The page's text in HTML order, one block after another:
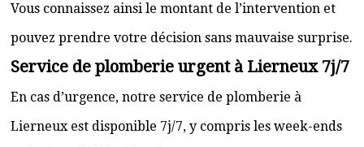
Vous connaissez ainsi le montant de l’intervention et
pouvez prendre votre décision sans mauvaise surprise.
Service de plomberie urgent à Lierneux 7j/7
En cas d’urgence, notre service de plomberie à
Lierneux est disponible 7j/7, y compris les week-ends